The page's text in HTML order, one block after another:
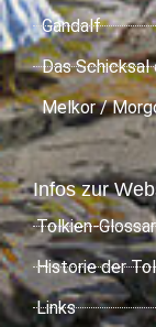
Gandalf
Das Schicksal
Melkor /
Infos zur
Tolkien-
Historie der
Links